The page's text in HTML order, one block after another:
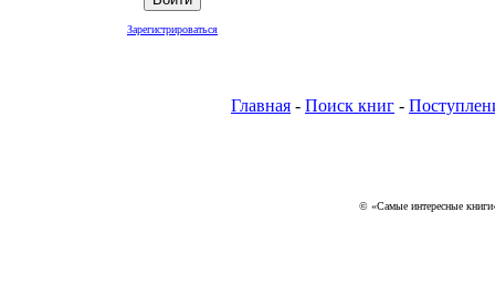
Зарегистрироваться
Главная - Поиск книг -
© «Самые интересные